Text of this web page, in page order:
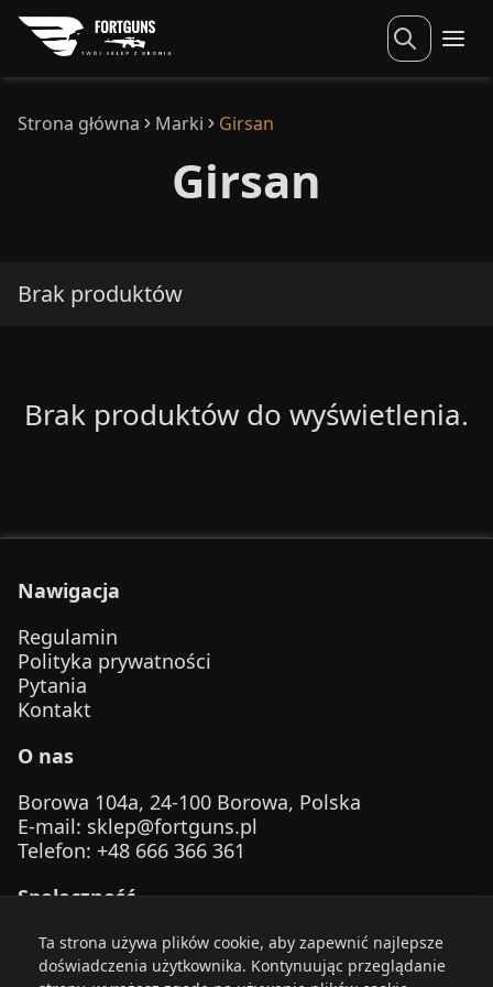
Strona główna Marki Girsan
Girsan
Brak produktów
Brak produktów do wyświetlenia.
Nawigacja
Regulamin
Polityka prywatności
Pytania
Kontakt
O nas
Borowa 104a, 24-100 Borowa, Polska
E-mail: sklep@fortguns.pl
Telefon: +48 666 366 361
Społeczność
Ta strona używa plików cookie, aby zapewnić najlepsze
doświadczenia użytkownika. Kontynuując przeglądanie